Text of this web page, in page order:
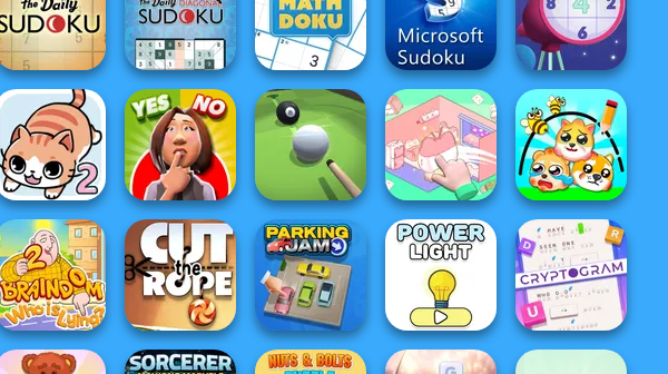
Sudoku Village
Halloween
Sudoku
Sudoku Blocks
Sudoku Master
New Daily
Sudoku
Microsoft
Sudoku
MathDoku
The Daily
Diagonal
Sudoku
The Daily Sudoku
Protect My Dog 3
Organization
Princess
Pool Master 3D
Yes or No
Challenge
Find Cat 2